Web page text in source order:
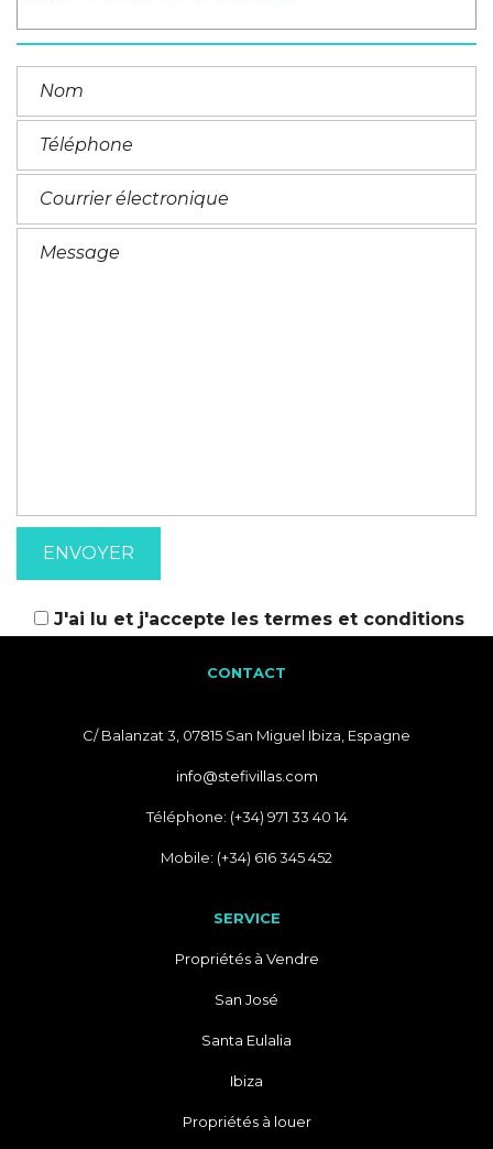
J'ai lu et j'accepte les termes et conditions
CONTACT
C/ Balanzat 3, 07815 San Miguel Ibiza, Espagne
info@stefivillas.com
Téléphone: (+34) 971 33 40 14
Mobile: (+34) 616 345 452
SERVICE
Propriétés à Vendre
San José
Santa Eulalia
Ibiza
Propriétés à louer